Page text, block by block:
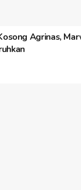
Agrinas,